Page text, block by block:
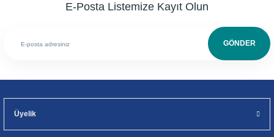
E-Posta Listemize Kayıt Olun
GÖNDER
Üyelik